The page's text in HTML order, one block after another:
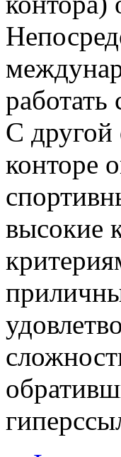
С другой
конторе
высокие